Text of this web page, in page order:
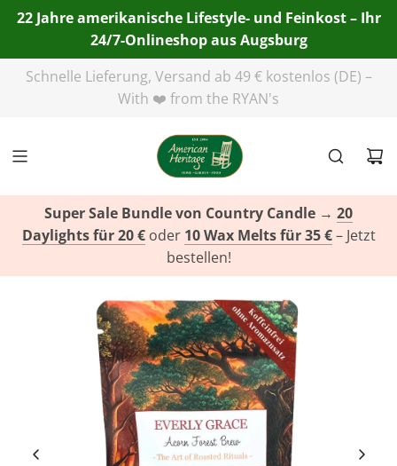
22 Jahre amerikanische Lifestyle- und Feinkost – Ihr
24/7-Onlineshop aus Augsburg
Telefon:+49(0)821 455 254 00 | E-Mail:info@american-
heritage.de| WhatsApp:+49(0)151 116 719 10
Super Sale Bundle von Country Candle → 20
Daylights für 20 €oder 10 Wax Melts für 35 €– Jetzt
bestellen!